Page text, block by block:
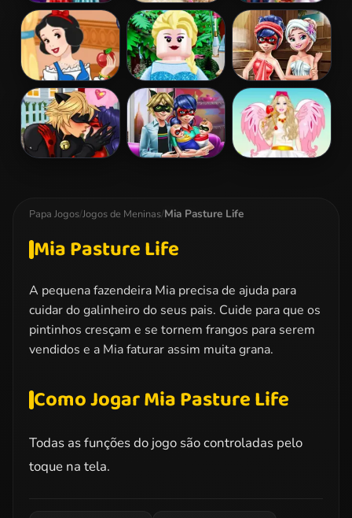
Couples New
Year Party
Shimmer and
Shine Coloring
Book
Ladybug
Wedding Royal
Guests
Snow White
Patchwork
Dress
Lego Princesses Ladybug Sauna
Realife
Papa Jogos/Jogos de Meninas/Mia Pasture Life
Mia Pasture Life
A pequena fazendeira Mia precisa de ajuda para
cuidar do galinheiro do seus pais. Cuide para que os
pintinhos cresçam e se tornem frangos para serem
vendidos e a Mia faturar assim muita grana.
Como Jogar Mia Pasture Life
Todas as funções do jogo são controladas pelo
toque na tela.